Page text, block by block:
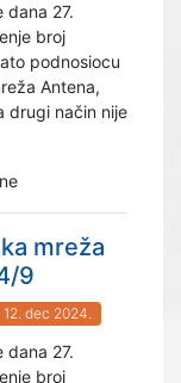
dana 27.
broj
podnosiocu
Antena,
drugi način nije
mreža
9
dec 2024.
dana 27.
broj